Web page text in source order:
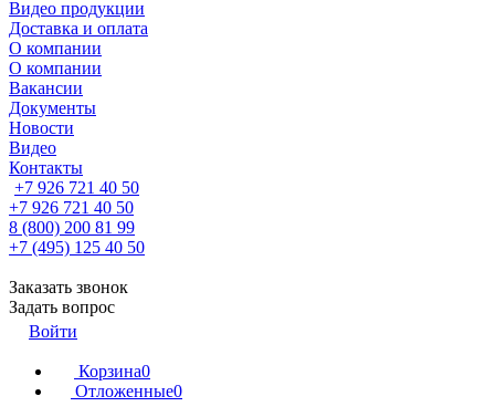
Видео продукции
Доставка и оплата
О компании
О компании
Вакансии
Документы
Новости
Видео
Контакты
+7 926 721 40 50
+7 926 721 40 50
8 (800) 200 81 99
+7 (495) 125 40 50
Заказать звонок
Задать вопрос
Войти
Корзина0
Отложенные0